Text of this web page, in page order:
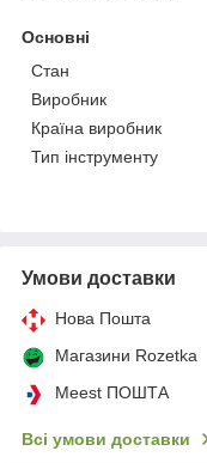
Основні
Стан
Виробник
Країна виробник
Тип інструменту
Умови доставки
Нова Пошта
Магазини Rozetka
Meest ПОШТА
Всі умови доставки